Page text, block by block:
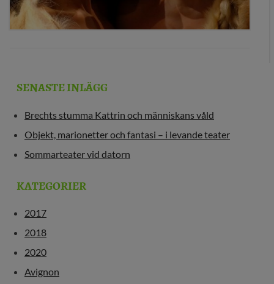
SENASTE INLÄGG
Brechts stumma Kattrin och människans våld
Objekt, marionetter och fantasi – i levande teater
Sommarteater vid datorn
KATEGORIER
2017
2018
2020
Avignon